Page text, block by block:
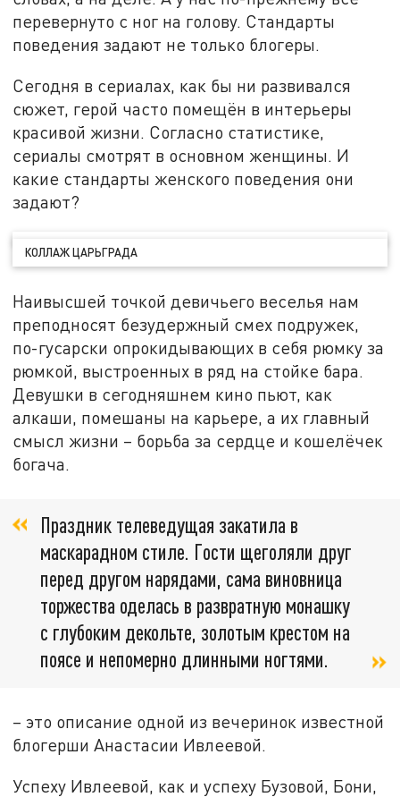
перевернуто с ног на голову. Стандарты
поведения задают не только блогеры.
Сегодня в сериалах, как бы ни развивался
сюжет, герой часто помещён в интерьеры
красивой жизни. Согласно статистике,
сериалы смотрят в основном женщины. И
какие стандарты женского поведения они
задают?
КОЛЛАЖ ЦАРЬГРАДА
Наивысшей точкой девичьего веселья нам
преподносят безудержный смех подружек,
по-гусарски опрокидывающих в себя рюмку за
рюмкой, выстроенных в ряд на стойке бара.
Девушки в сегодняшнем кино пьют, как
алкаши, помешаны на карьере, а их главный
смысл жизни – борьба за сердце и кошелёчек
богача.
Праздник телеведущая закатила в
маскарадном стиле. Гости щеголяли друг
перед другом нарядами, сама виновница
торжества оделась в развратную монашку
с глубоким декольте, золотым крестом на
поясе и непомерно длинными ногтями.
– это описание одной из вечеринок известной
блогерши Анастасии Ивлеевой.
Успеху Ивлеевой, как и успеху Бузовой, Бони,